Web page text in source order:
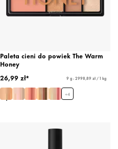
Paleta cieni do powiek The Warm
Honey
26,99 zł*
9 g - 2998,89 zł / 1 kg
+4